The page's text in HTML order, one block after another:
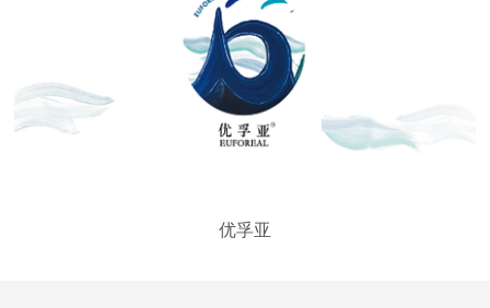
优孚亚